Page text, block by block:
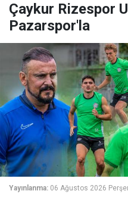
Çaykur Rizespor
Pazarspor'la
Yayınlanma: 06 Ağustos 2026